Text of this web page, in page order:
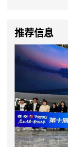
推荐信息